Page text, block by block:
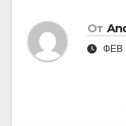
От
ФЕВ